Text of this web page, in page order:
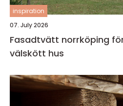
inspiration
07. July 2026
Fasadtvätt norrköping
välskött hus